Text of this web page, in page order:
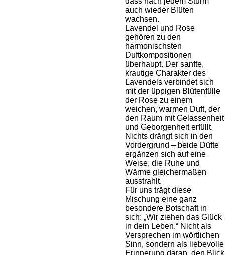
auch wieder Blüten
wachsen.
Lavendel und Rose
gehören zu den
harmonischsten
Duftkompositionen
überhaupt. Der sanfte,
krautige Charakter des
Lavendels verbindet sich
mit der üppigen Blütenfülle
der Rose zu einem
weichen, warmen Duft, der
den Raum mit Gelassenheit
und Geborgenheit erfüllt.
Nichts drängt sich in den
Vordergrund – beide Düfte
ergänzen sich auf eine
Weise, die Ruhe und
Wärme gleichermaßen
ausstrahlt.
Für uns trägt diese
Mischung eine ganz
besondere Botschaft in
sich: „Wir ziehen das Glück
in dein Leben.“ Nicht als
Versprechen im wörtlichen
Sinn, sondern als liebevolle
Erinnerung daran, den Blick